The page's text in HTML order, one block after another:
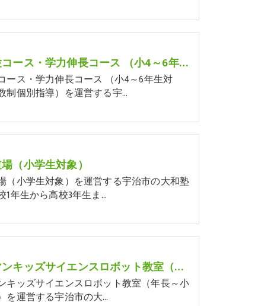
中学受験コース・学力伸長コース （小4～6年生対象・少人数制個別指導）
ース・学力伸長コース （小4～6年生対
制個別指導）を運営する宇…
（小学生対象）
（小学生対象）を運営する宇治市の大和塾
1年生から高校3年生ま…
ヒューマンキッズサイエンスロボット教室（年長～小学生対象）
キッズサイエンスロボット教室（年長～小
を運営する宇治市の大…